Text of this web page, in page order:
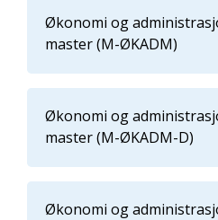
Økonomi og
master (M-ØKADM)
Økonomi og
master (M-ØKADM-D)
Økonomi og